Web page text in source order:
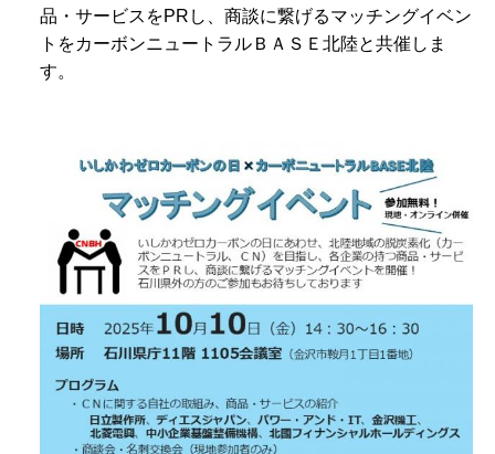
品・サービスをPRし、商談に繋げるマッチングイベン
トをカーボンニュートラルＢＡＳＥ北陸と共催しま
す。